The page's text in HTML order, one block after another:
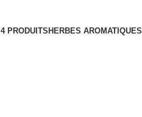
4 PRODUITS HERBES AROMATIQUES